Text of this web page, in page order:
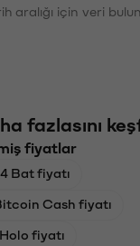
aralığı için veri
fazlasını
fiyatlar
Bat fiyatı
Cash fiyatı
fiyatı